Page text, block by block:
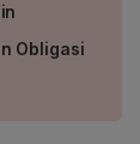
Obligasi